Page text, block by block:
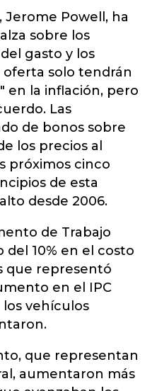
Jerome Powell, ha
sobre los
gasto y los
solo tendrán
en la inflación, pero
Las
de bonos sobre
los precios al
próximos cinco
de esta
desde 2006.
de Trabajo
10% en el costo
​​que representó
en el IPC
los vehículos
que representan
aumentaron más